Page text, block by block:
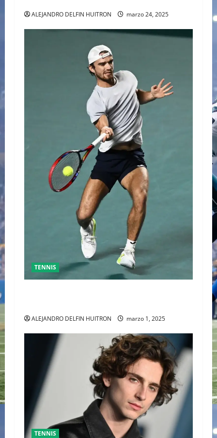
ALEJANDRO DELFIN HUITRON marzo 24, 2025
TENNIS
ALEJANDRO DELFIN HUITRON marzo 1, 2025
TENNIS